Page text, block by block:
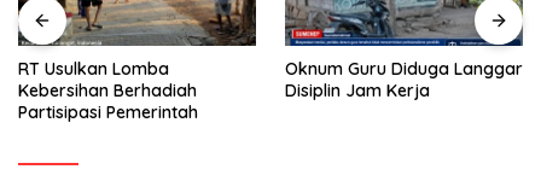
RT Usulkan Lomba
Kebersihan Berhadiah
Partisipasi Pemerintah
Oknum Guru Diduga Langgar
Disiplin Jam Kerja